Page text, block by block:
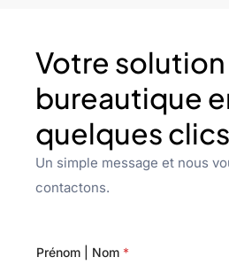
Votre solution
bureautique
quelques clics
Un simple message et nous
contactons.
Prénom | Nom *